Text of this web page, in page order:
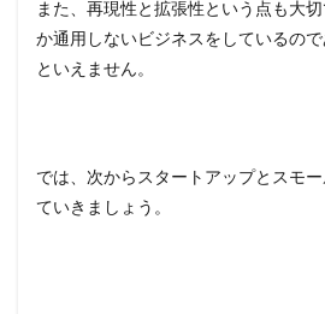
ビジ
ネ
出口
8
スタ
また、再現性と拡張性という点も大
か通用しないビジネスをしているの
といえません。
では、次からスタートアップとスモ
ていきましょう。